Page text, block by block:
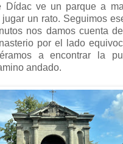
Dídac ve un parque a
un rato. Seguimos
nos damos cuenta
por el lado
a encontrar la
andado.